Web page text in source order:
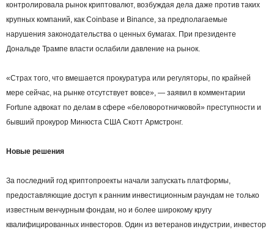
контролировала рынок криптовалют, возбуждая дела даже против таких
крупных компаний, как Coinbase и Binance, за предполагаемые
нарушения законодательства о ценных бумагах. При президенте
Дональде Трампе власти ослабили давление на рынок.
«Страх того, что вмешается прокуратура или регуляторы, по крайней
мере сейчас, на рынке отсутствует вовсе», — заявил в комментарии
Fortune адвокат по делам в сфере «беловоротничковой» преступности и
бывший прокурор Минюста США Скотт Армстронг.
Новые решения
За последний год криптопроекты начали запускать платформы,
предоставляющие доступ к ранним инвестиционным раундам не только
известным венчурным фондам, но и более широкому кругу
квалифицированных инвесторов. Один из ветеранов индустрии, инвестор